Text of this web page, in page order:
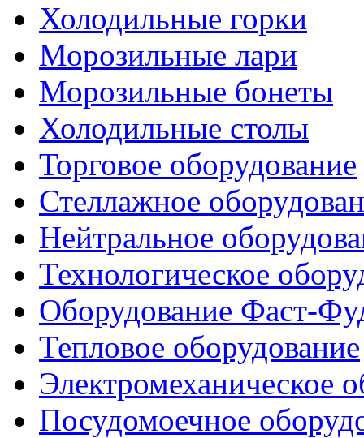
Холодильные горки
Морозильные лари
Морозильные бонеты
Холодильные столы
Торговое оборудование
Стеллажное
Нейтральное
Технологическое
Оборудование Фаст-
Тепловое оборудование
Электромеханическое
Посудомоечное